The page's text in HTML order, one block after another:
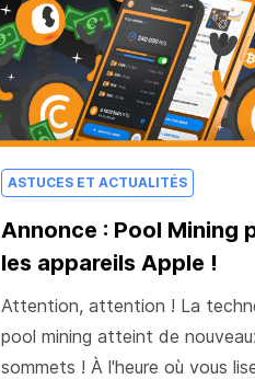
ASTUCES ET ACTUALITÉS
Annonce : Pool Mining
les appareils Apple !
Attention, attention ! La
pool mining atteint de
sommets ! À l'heure où vous